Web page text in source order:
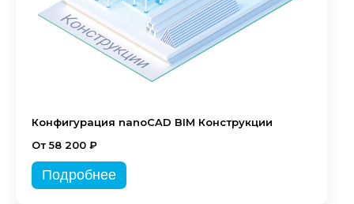
Конфигурация nanoCAD BIM Конструкции
От 58 200 ₽
Подробнее